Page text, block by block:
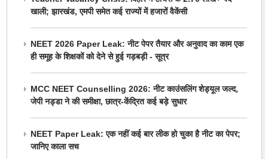
खाली; झारखंड, एमपी समेत कई राज्यों में हजारों वैकेंसी
NEET 2026 Paper Leak: नीट पेपर तैयार और अनुवाद का काम एक
ही समूह के शिक्षकों को देने से हुई गड़बड़ी - सूत्र
MCC NEET Counselling 2026: नीट काउंसलिंग शेड्यूल जल्द,
जेपी नड्डा ने की समीक्षा, छात्र-केंद्रित कई बड़े सुधार
NEET Paper Leak: एक नहीं कई बार लीक हो चुका है नीट का पेपर;
जानिए काला सच